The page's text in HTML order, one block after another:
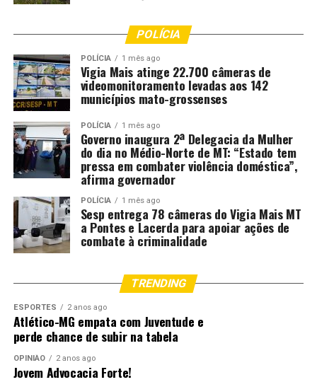
POLÍCIA
POLÍCIA 1 mês ago
Vigia Mais atinge 22.700 câmeras de
videomonitoramento levadas aos 142
municípios mato-grossenses
POLÍCIA 1 mês ago
Governo inaugura 2ª Delegacia da Mulher
do dia no Médio-Norte de MT: “Estado tem
pressa em combater violência doméstica”,
afirma governador
POLÍCIA 1 mês ago
Sesp entrega 78 câmeras do Vigia Mais MT
a Pontes e Lacerda para apoiar ações de
combate à criminalidade
TRENDING
ESPORTES 2 anos ago
Atlético-MG empata com Juventude e
perde chance de subir na tabela
OPINIÃO 2 anos ago
Jovem Advocacia Forte!